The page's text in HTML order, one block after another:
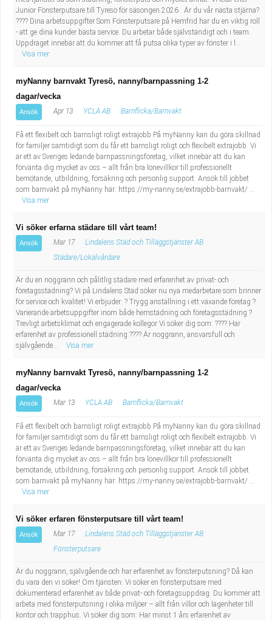
Industriell tillverkning
Installation, drift, underhåll
Kultur, media, design
Militärt arbete
Naturbruk
Naturvetenskapligt arbete
Sanering och renhållning
Socialt arbete
Säkerhetsarbete
Tekniskt arbete
Transport
Behandlingsassistent/Socialpedagog
Tandsköterska
Tidningsbud/Tidningsdistributör
Lärare i fritidshem/Fritidspedagog
Taxiförare/Taxichaufför
Läkarsekreterare/Vårdadmin/Medicinsk
Lastbilsförare m.fl.
Fastighetsskötare
Informatör/Kommunikatör
Brevbärare
Sjuksköterska, grundutbildad
Kock, storhushåll
Undersköterska, vård- o specialavd. o mottagning
Bibliotekarie
Administrativ assistent
Lärare i gymnasiet
Junior Fönsterputsare till Tyresö för säsongen 2026 . Är du vår nästa stjärna?
???? Dina arbetsuppgifter Som Fönsterputsare på Hemfrid har du en viktig roll
- att ge dina kunder bästa service. Du arbetar både självständigt och i team.
Uppdraget innebär att du kommer att få putsa olika typer av fönster i l...
Visa mer
myNanny barnvakt Tyresö, nanny/barnpassning 1-2
dagar/vecka
Ansök Apr 13 YCLA AB Barnflicka/Barnvakt
Få ett flexibelt och barnsligt roligt extrajobb På myNanny kan du göra skillnad
för familjer samtidigt som du får ett barnsligt roligt och flexibelt extrajobb. Vi
är ett av Sveriges ledande barnpassningsföretag, vilket innebär att du kan
förvänta dig mycket av oss – allt från bra lönevillkor till professionellt
bemötande, utbildning, försäkring och personlig support. Ansök till jobbet
som barnvakt på myNanny här: https://my-nanny.se/extrajobb-barnvakt/ ...
Visa mer
Vi söker erfarna städare till vårt team!
Ansök Mar 17
Lindalens Städ och Tilläggstjänster AB
Städare/Lokalvårdare
Är du en noggrann och pålitlig städare med erfarenhet av privat- och
företagsstädning? Vi på Lindalens Städ söker nu nya medarbetare som brinner
för service och kvalitet! Vi erbjuder: ? Trygg anställning i ett växande företag ?
Varierande arbetsuppgifter inom både hemstädning och företagsstädning ?
Trevligt arbetsklimat och engagerade kollegor Vi söker dig som: ???? Har
erfarenhet av professionell städning ???? Är noggrann, ansvarsfull och
självgående...
Visa mer
myNanny barnvakt Tyresö, nanny/barnpassning 1-2
dagar/vecka
Ansök Mar 13 YCLA AB Barnflicka/Barnvakt
Få ett flexibelt och barnsligt roligt extrajobb På myNanny kan du göra skillnad
för familjer samtidigt som du får ett barnsligt roligt och flexibelt extrajobb. Vi
är ett av Sveriges ledande barnpassningsföretag, vilket innebär att du kan
förvänta dig mycket av oss – allt från bra lönevillkor till professionellt
bemötande, utbildning, försäkring och personlig support. Ansök till jobbet
som barnvakt på myNanny här: https://my-nanny.se/extrajobb-barnvakt/ ...
Visa mer
Vi söker erfaren fönsterputsare till vårt team!
Ansök Mar 17
Lindalens Städ och Tilläggstjänster AB
Fönsterputsare
Är du noggrann, självgående och har erfarenhet av fönsterputsning? Då kan
du vara den vi söker! Om tjänsten: Vi söker en fönsterputsare med
dokumenterad erfarenhet av både privat- och företagsuppdrag. Du kommer att
arbeta med fönsterputsning i olika miljöer – allt från villor och lägenheter till
kontor och trapphus. Vi söker dig som: Har minst 1 års erfarenhet av